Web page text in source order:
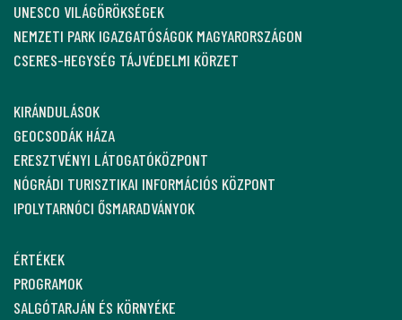
UNESCO VILÁGÖRÖKSÉGEK
NEMZETI PARK IGAZGATÓSÁGOK MAGYARORSZÁGON
CSERES-HEGYSÉG TÁJVÉDELMI KÖRZET
KIRÁNDULÁSOK
GEOCSODÁK HÁZA
ERESZTVÉNYI LÁTOGATÓKÖZPONT
NÓGRÁDI TURISZTIKAI INFORMÁCIÓS KÖZPONT
IPOLYTARNÓCI ŐSMARADVÁNYOK
ÉRTÉKEK
PROGRAMOK
SALGÓTARJÁN ÉS KÖRNYÉKE